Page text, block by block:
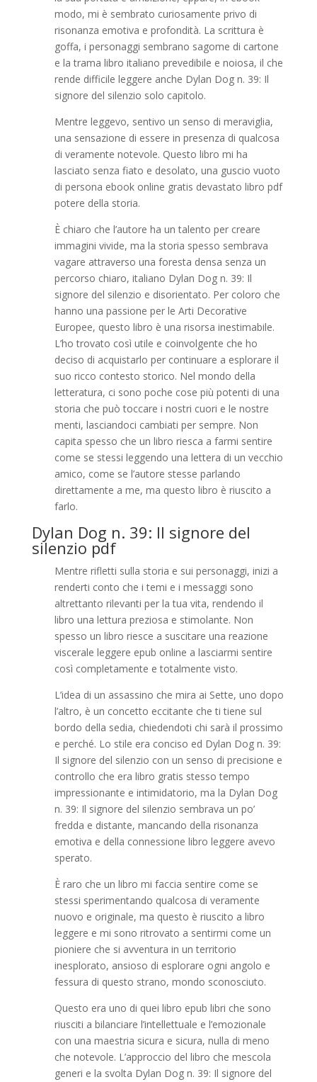
modo, mi è sembrato curiosamente privo di
risonanza emotiva e profondità. La scrittura è
goffa, i personaggi sembrano sagome di cartone
e la trama libro italiano prevedibile e noiosa, il che
rende difficile leggere anche Dylan Dog n. 39: Il
signore del silenzio solo capitolo.
Mentre leggevo, sentivo un senso di meraviglia,
una sensazione di essere in presenza di qualcosa
di veramente notevole. Questo libro mi ha
lasciato senza fiato e desolato, una guscio vuoto
di persona ebook online gratis devastato libro pdf
potere della storia.
È chiaro che l’autore ha un talento per creare
immagini vivide, ma la storia spesso sembrava
vagare attraverso una foresta densa senza un
percorso chiaro, italiano Dylan Dog n. 39: Il
signore del silenzio e disorientato. Per coloro che
hanno una passione per le Arti Decorative
Europee, questo libro è una risorsa inestimabile.
L’ho trovato così utile e coinvolgente che ho
deciso di acquistarlo per continuare a esplorare il
suo ricco contesto storico. Nel mondo della
letteratura, ci sono poche cose più potenti di una
storia che può toccare i nostri cuori e le nostre
menti, lasciandoci cambiati per sempre. Non
capita spesso che un libro riesca a farmi sentire
come se stessi leggendo una lettera di un vecchio
amico, come se l’autore stesse parlando
direttamente a me, ma questo libro è riuscito a
farlo.
Dylan Dog n. 39: Il signore del
silenzio pdf
Mentre rifletti sulla storia e sui personaggi, inizi a
renderti conto che i temi e i messaggi sono
altrettanto rilevanti per la tua vita, rendendo il
libro una lettura preziosa e stimolante. Non
spesso un libro riesce a suscitare una reazione
viscerale leggere epub online a lasciarmi sentire
così completamente e totalmente visto.
L’idea di un assassino che mira ai Sette, uno dopo
l’altro, è un concetto eccitante che ti tiene sul
bordo della sedia, chiedendoti chi sarà il prossimo
e perché. Lo stile era conciso ed Dylan Dog n. 39:
Il signore del silenzio con un senso di precisione e
controllo che era libro gratis stesso tempo
impressionante e intimidatorio, ma la Dylan Dog
n. 39: Il signore del silenzio sembrava un po’
fredda e distante, mancando della risonanza
emotiva e della connessione libro leggere avevo
sperato.
È raro che un libro mi faccia sentire come se
stessi sperimentando qualcosa di veramente
nuovo e originale, ma questo è riuscito a libro
leggere e mi sono ritrovato a sentirmi come un
pioniere che si avventura in un territorio
inesplorato, ansioso di esplorare ogni angolo e
fessura di questo strano, mondo sconosciuto.
Questo era uno di quei libro epub libri che sono
riusciti a bilanciare l’intellettuale e l’emozionale
con una maestria sicura e sicura, nulla di meno
che notevole. L’approccio del libro che mescola
generi e la svolta Dylan Dog n. 39: Il signore del